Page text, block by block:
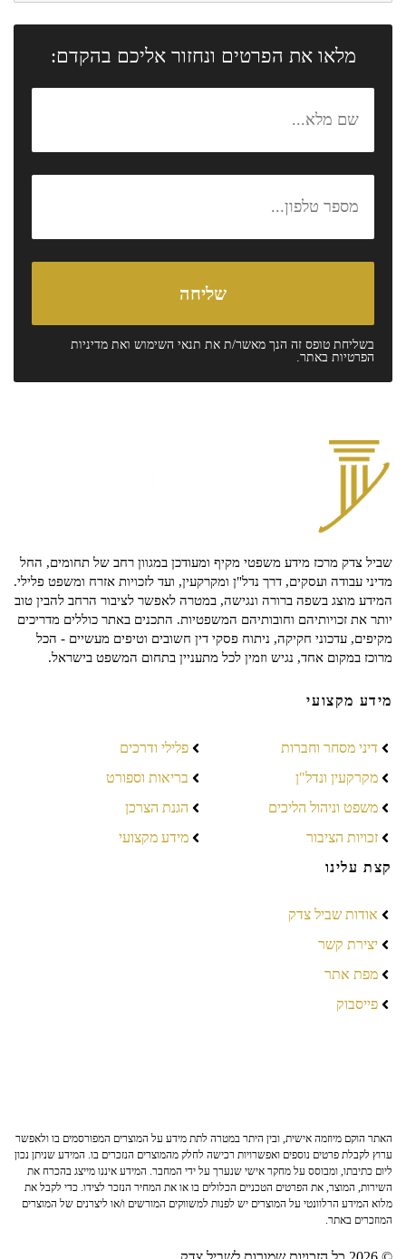
מלאו את הפרטים ונחזור אליכם בהקדם:
בשליחת טופס זה הנך מאשר/ת את תנאי השימוש ואת מדיניות
הפרטיות באתר.
שביל צדק מרכז מידע משפטי מקיף ומעודכן במגוון רחב של תחומים, החל
מדיני עבודה ועסקים, דרך נדל"ן ומקרקעין, ועד לזכויות אזרח ומשפט פלילי.
המידע מוצג בשפה ברורה ונגישה, במטרה לאפשר לציבור הרחב להבין טוב
יותר את זכויותיהם וחובותיהם המשפטיות. התכנים באתר כוללים מדריכים
מקיפים, עדכוני חקיקה, ניתוח פסקי דין חשובים וטיפים מעשיים - הכל
מרוכז במקום אחד, נגיש וזמין לכל מתעניין בתחום המשפט בישראל.
מידע מקצועי
דיני מסחר וחברות
מקרקעין ונדל"ן
משפט וניהול הליכים
זכויות הציבור
פלילי ודרכים
בריאות וספורט
הגנת הצרכן
מידע מקצועי
קצת עלינו
אודות שביל צדק
יצירת קשר
מפת אתר
פייסבוק
האתר הוקם מיוזמה אישית, ובין היתר במטרה לתת מידע על המוצרים המפורסמים בו ולאפשר
ערוץ לקבלת פרטים נוספים ואפשרויות רכישה לחלק מהמוצרים הנזכרים בו. המידע שניתן נכון
ליום כתיבתו, ומבוסס על מחקר אישי שנערך על ידי המחבר. המידע איננו מייצג בהכרח את
השירות, המוצר, את הפרטים הטכניים הכלולים בו או את המחיר הנזכר לצידו. כדי לקבל את
מלוא המידע הרלוונטי על המוצרים יש לפנות למשווקים המורשים ו/או ליצרנים של המוצרים
המוזכרים באתר.